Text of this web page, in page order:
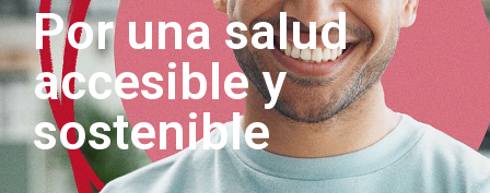
Por una salud
accesible y
sostenible